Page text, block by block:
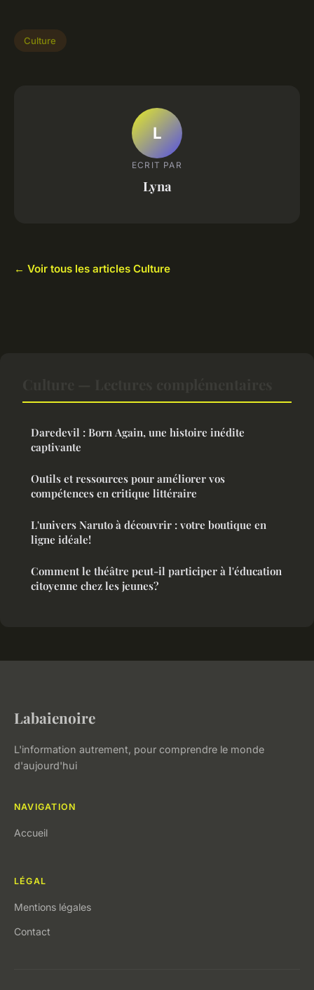
Culture
L
ECRIT PAR
Lyna
← Voir tous les articles Culture
Daredevil : Born Again, une histoire inédite
captivante
Outils et ressources pour améliorer vos
compétences en critique littéraire
L'univers Naruto à découvrir : votre boutique en
ligne idéale!
Comment le théâtre peut-il participer à l'éducation
citoyenne chez les jeunes?
Labaienoire
L'information autrement, pour comprendre le monde
d'aujourd'hui
NAVIGATION
Accueil
LÉGAL
Mentions légales
Contact